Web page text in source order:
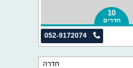
10
חדרים
052-9172074
חדרה